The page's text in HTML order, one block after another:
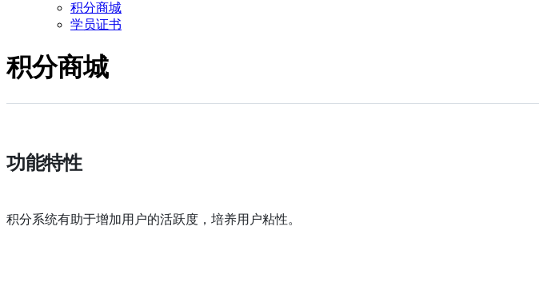
积分商城
学员证书
积分商城
功能特性
积分系统有助于增加用户的活跃度，培养用户粘性。